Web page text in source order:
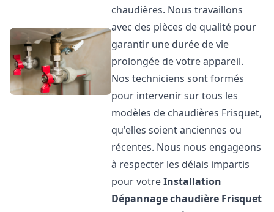
chaudières. Nous travaillons
avec des pièces de qualité pour
garantir une durée de vie
prolongée de votre appareil.
Nos techniciens sont formés
pour intervenir sur tous les
modèles de chaudières Frisquet,
qu'elles soient anciennes ou
récentes. Nous nous engageons
à respecter les délais impartis
pour votreInstallation
Dépannage chaudière Frisquet